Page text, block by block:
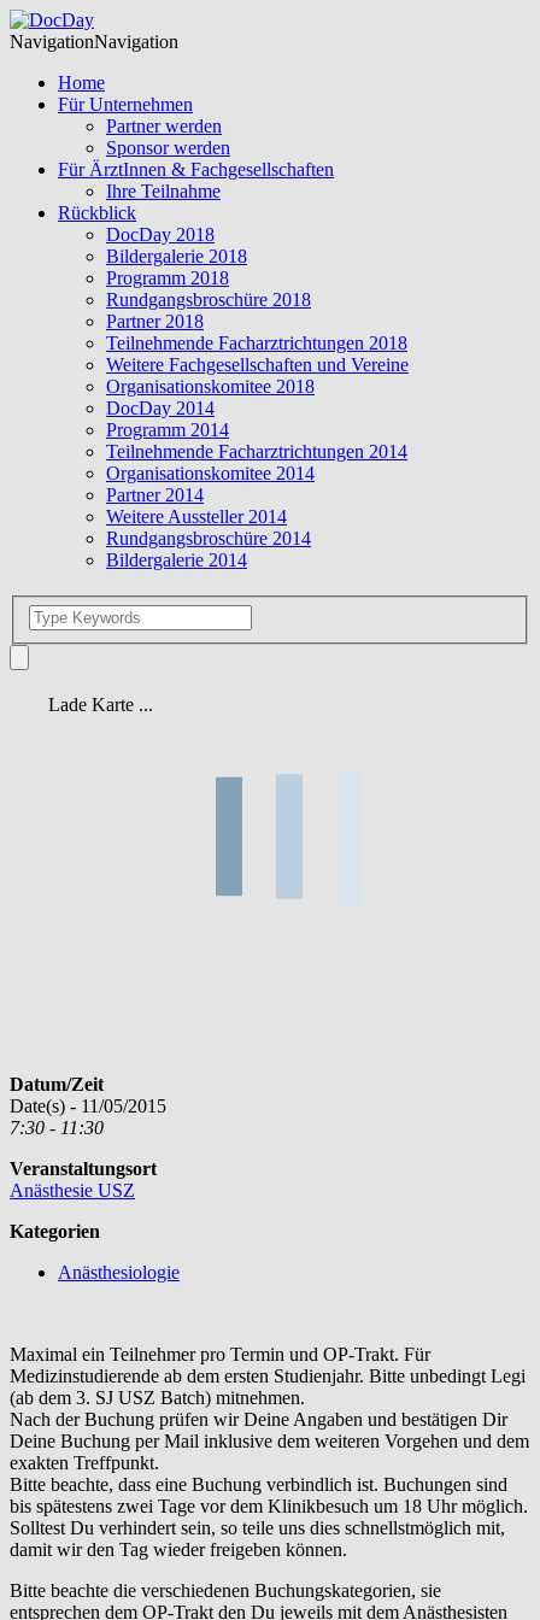
NavigationNavigation
Home
Für Unternehmen
Partner werden
Sponsor werden
Für ÄrztInnen & Fachgesellschaften
Ihre Teilnahme
Rückblick
DocDay 2018
Bildergalerie 2018
Programm 2018
Rundgangsbroschüre 2018
Partner 2018
Teilnehmende Facharztrichtungen 2018
Weitere Fachgesellschaften und Vereine
Organisationskomitee 2018
DocDay 2014
Programm 2014
Teilnehmende Facharztrichtungen 2014
Organisationskomitee 2014
Partner 2014
Weitere Aussteller 2014
Rundgangsbroschüre 2014
Bildergalerie 2014
Lade Karte ...
Datum/Zeit
Date(s) - 11/05/2015
7:30 - 11:30
Veranstaltungsort
Anästhesie USZ
Kategorien
Anästhesiologie
Maximal ein Teilnehmer pro Termin und OP-Trakt. Für
Medizinstudierende ab dem ersten Studienjahr. Bitte unbedingt Legi
(ab dem 3. SJ USZ Batch) mitnehmen.
Nach der Buchung prüfen wir Deine Angaben und bestätigen Dir
Deine Buchung per Mail inklusive dem weiteren Vorgehen und dem
exakten Treffpunkt.
Bitte beachte, dass eine Buchung verbindlich ist. Buchungen sind
bis spätestens zwei Tage vor dem Klinikbesuch um 18 Uhr möglich.
Solltest Du verhindert sein, so teile uns dies schnellstmöglich mit,
damit wir den Tag wieder freigeben können.
Bitte beachte die verschiedenen Buchungskategorien, sie
entsprechen dem OP-Trakt den Du jeweils mit dem Anästhesisten